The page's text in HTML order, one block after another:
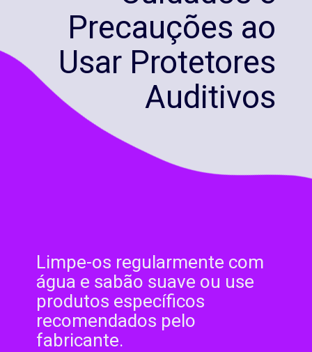
Precauções ao
Usar Protetores
Auditivos
Limpe-os regularmente com
água e sabão suave ou use
produtos específicos
recomendados pelo
fabricante.